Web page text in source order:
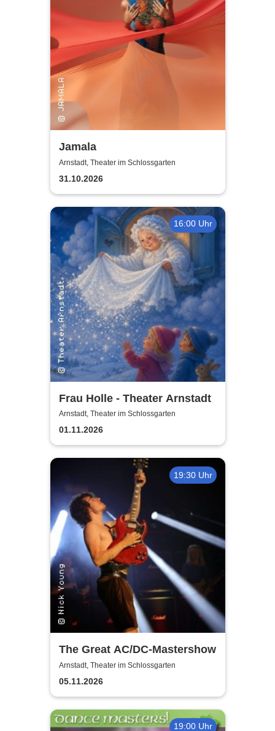
Jamala
Arnstadt, Theater im Schlossgarten
31.10.2026
16:00 Uhr
Frau Holle - Theater Arnstadt
Arnstadt, Theater im Schlossgarten
01.11.2026
19:30 Uhr
The Great AC/DC-Mastershow
Arnstadt, Theater im Schlossgarten
05.11.2026
19:00 Uhr